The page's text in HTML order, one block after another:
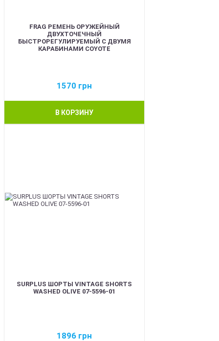
FRAG РЕМЕНЬ ОРУЖЕЙНЫЙ
ДВУХТОЧЕЧНЫЙ
БЫСТРОРЕГУЛИРУЕМЫЙ С ДВУМЯ
КАРАБИНАМИ COYOTE
1570 грн
В КОРЗИНУ
SURPLUS ШОРТЫ VINTAGE SHORTS
WASHED OLIVE 07-5596-01
1896 грн